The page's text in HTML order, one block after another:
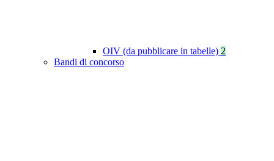
OIV (da pubblicare in tabelle) 2
Bandi di concorso